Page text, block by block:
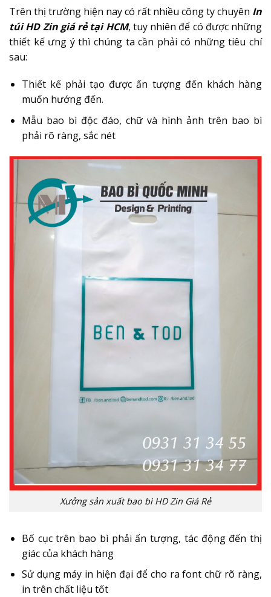
Trên thị trường hiện nay có rất nhiều công ty chuyên In
túi HD Zin giá rẻ tại HCM, tuy nhiên để có được những
thiết kế ưng ý thì chúng ta cần phải có những tiêu chí
sau:
Thiết kế phải tạo được ấn tượng đến khách hàng
muốn hướng đến.
Mẫu bao bì độc đáo, chữ và hình ảnh trên bao bì
phải rõ ràng, sắc nét
Xưởng sản xuất bao bì HD Zin Giá Rẻ
Bố cục trên bao bì phải ấn tượng, tác động đến thị
giác của khách hàng
Sử dụng máy in hiện đại để cho ra font chữ rõ ràng,
in trên chất liệu tốt